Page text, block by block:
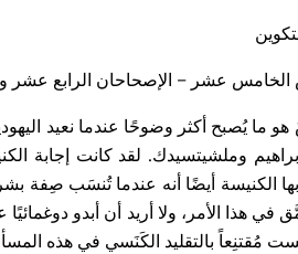
الخامس عشر – الإصحاحان الرابع عشر
ما يُصبح أكثر وضوحًا عندما نعيد
وملشيتسيدك. لقد كانت إجابة
الكنيسة أيضًا أنه عندما تُنسَب صِفة
في هذا الأمر، ولا أريد أن أبدو
مُقتنِعاً بالتقليد الكَنَسي في هذه